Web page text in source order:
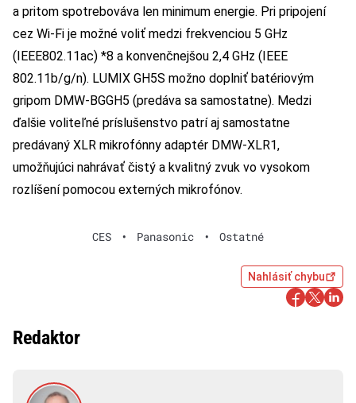
a pritom spotrebováva len minimum energie. Pri pripojení
cez Wi-Fi je možné voliť medzi frekvenciou 5 GHz
(IEEE802.11ac) *8 a konvenčnejšou 2,4 GHz (IEEE
802.11b/g/n). LUMIX GH5S možno doplniť batériovým
gripom DMW-BGGH5 (predáva sa samostatne). Medzi
ďalšie voliteľné príslušenstvo patrí aj samostatne
predávaný XLR mikrofónny adaptér DMW-XLR1,
umožňujúci nahrávať čistý a kvalitný zvuk vo vysokom
rozlíšení pomocou externých mikrofónov.
CES • Panasonic • Ostatné
Nahlásiť chybu
Redaktor